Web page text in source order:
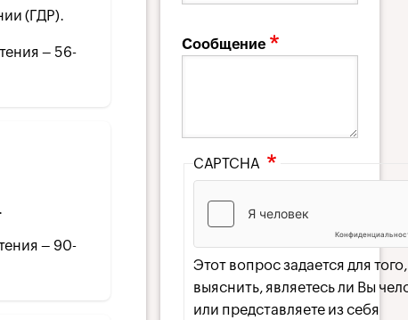
(ГДР).
– 56-
– 90-
Сообщение
CAPTCHA
Этот вопрос задается для
выяснить, являетесь ли Вы
или представляете из себя